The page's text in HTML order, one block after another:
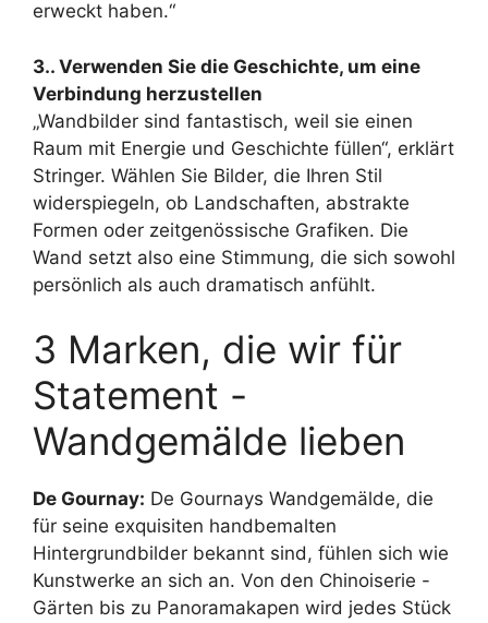
erweckt haben.“
3.. Verwenden Sie die Geschichte, um eine
Verbindung herzustellen
„Wandbilder sind fantastisch, weil sie einen
Raum mit Energie und Geschichte füllen“, erklärt
Stringer. Wählen Sie Bilder, die Ihren Stil
widerspiegeln, ob Landschaften, abstrakte
Formen oder zeitgenössische Grafiken. Die
Wand setzt also eine Stimmung, die sich sowohl
persönlich als auch dramatisch anfühlt.
3 Marken, die wir für
Statement -
Wandgemälde lieben
De Gournay: De Gournays Wandgemälde, die
für seine exquisiten handbemalten
Hintergrundbilder bekannt sind, fühlen sich wie
Kunstwerke an sich an. Von den Chinoiserie -
Gärten bis zu Panoramakapen wird jedes Stück